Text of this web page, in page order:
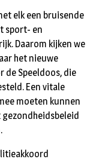
elk een bruisende
sport- en
Daarom kijken we
het nieuwe
de Speeldoos, die
Een vitale
moeten kunnen
gezondheidsbeleid